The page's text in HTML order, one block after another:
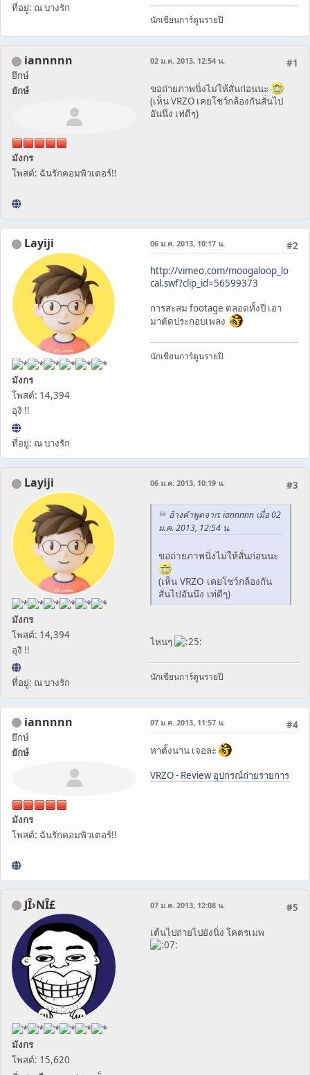
ที่อยู่: ณ บางรัก
นักเขียนการ์ตูนรายปี
iannnnn
ยึกษ์
ยักษ์
มังกร
โพสต์: ฉันรักคอมพิวเตอร์!!
#1
02 ม.ค. 2013, 12:54 น.
ขอถ่ายภาพนิ่งไม่ให้สั่นก่อนนะ
(เห็น VRZO เคยโชว์กล้องกันสั่นไป
อันนึง เท่ดีๆ)
Layiji
มังกร
โพสต์: 14,394
อุงิ !!
ที่อยู่: ณ บางรัก
#2
06 ม.ค. 2013, 10:17 น.
http://vimeo.com/moogaloop_lo
cal.swf?clip_id=56599373
การสะสม footage ตลอดทั้งปี เอา
มาตัดประกอบเพลง
นักเขียนการ์ตูนรายปี
Layiji
มังกร
โพสต์: 14,394
อุงิ !!
ที่อยู่: ณ บางรัก
#3
06 ม.ค. 2013, 10:19 น.
อ้างคำพูดจาก: iannnnn เมื่อ 02
ม.ค. 2013, 12:54 น.
ขอถ่ายภาพนิ่งไม่ให้สั่นก่อนนะ
(เห็น VRZO เคยโชว์กล้องกัน
สั่นไปอันนึง เท่ดีๆ)
ไหนๆ
นักเขียนการ์ตูนรายปี
iannnnn
ยึกษ์
ยักษ์
มังกร
โพสต์: ฉันรักคอมพิวเตอร์!!
#4
07 ม.ค. 2013, 11:57 น.
หาตั้งนาน เจอละ
VRZO - Review อุปกรณ์ถ่ายรายการ
JÎ›NÎ£
มังกร
โพสต์: 15,620
#5
07 ม.ค. 2013, 12:08 น.
เต้นไปถ่ายไปยังนิ่ง โคตรเมพ